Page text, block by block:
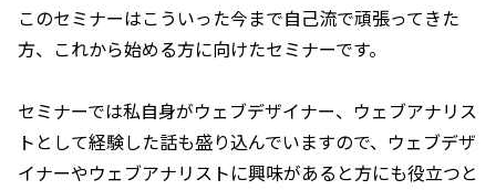
このセミナーはこういった今まで自己流で頑張ってきた
方、これから始める方に向けたセミナーです。
セミナーでは私自身がウェブデザイナー、ウェブアナリス
トとして経験した話も盛り込んでいますので、ウェブデザ
イナーやウェブアナリストに興味があると方にも役立つと